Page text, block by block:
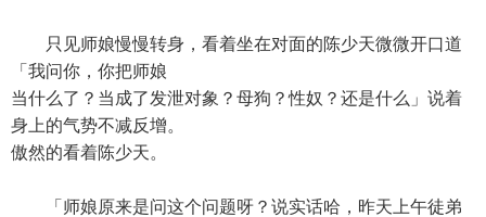
只见师娘慢慢转身，看着坐在对面的陈少天微微开口道
「我问你，你把师娘
当什么了？当成了发泄对象？母狗？性奴？还是什么」说着
身上的气势不减反增。
傲然的看着陈少天。
「师娘原来是问这个问题呀？说实话哈，昨天上午徒弟